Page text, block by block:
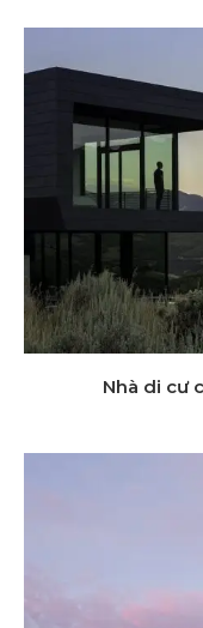
Nhà di cư